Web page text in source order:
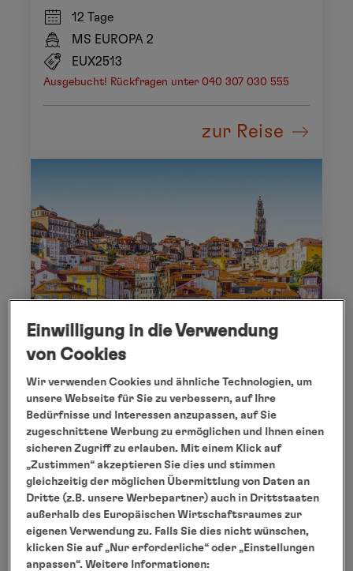
12 Tage
MS EUROPA 2
EUX2513
Ausgebucht! Rückfragen unter 040 307 030 555
zur Reise
BILBAO - BARCELONA
Die Vielfalt der Iberischen
Halbinsel
19.07.2025 bis 30.07.2025
11 Tage
MS EUROPA 2
EUX2514
Ausgebucht! Rückfragen unter 040 307 030 555
Einwilligung in die Verwendung
von Cookies
Wir verwenden Cookies und ähnliche Technologien, um
unsere Webseite für Sie zu verbessern, auf Ihre
Bedürfnisse und Interessen anzupassen, auf Sie
zugeschnittene Werbung zu ermöglichen und Ihnen einen
sicheren Zugriff zu erlauben. Mit einem Klick auf
„Zustimmen“ akzeptieren Sie dies und stimmen
gleichzeitig der möglichen Übermittlung von Daten an
Dritte (z.B. unsere Werbepartner) auch in Drittstaaten
außerhalb des Europäischen Wirtschaftsraumes zur
eigenen Verwendung zu. Falls Sie dies nicht wünschen,
klicken Sie auf „Nur erforderliche“ oder „Einstellungen
anpassen“. Weitere Informationen: